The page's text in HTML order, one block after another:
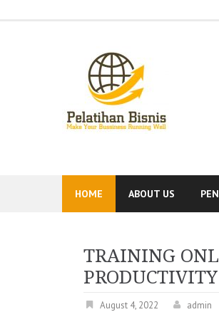
HOME ABOUT US
TRAINING
PRODUCTIVITY
August 4, 2022 admin